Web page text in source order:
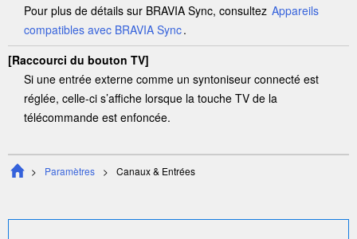
Pour plus de détails sur BRAVIA Sync, consultez Appareils
compatibles avec BRAVIA Sync.
[Raccourci du bouton TV]
Si une entrée externe comme un syntoniseur connecté est
réglée, celle-ci s’affiche lorsque la touche TV de la
télécommande est enfoncée.
Paramètres Canaux & Entrées